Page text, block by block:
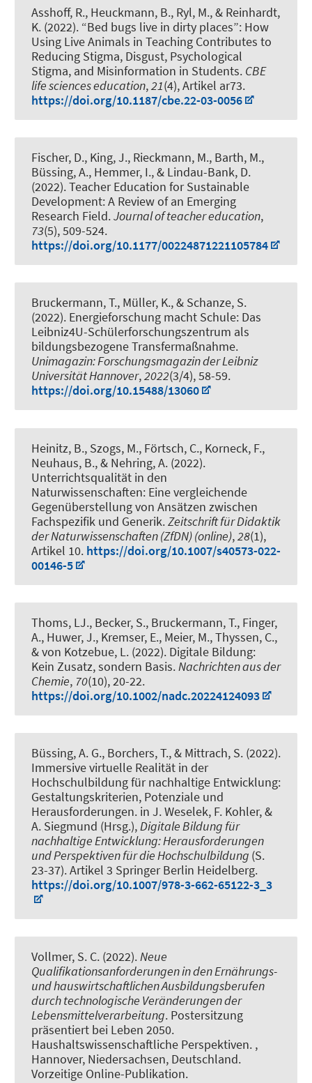
Asshoff, R., Heuckmann, B., Ryl, M., & Reinhardt,
K. (2022). “Bed bugs live in dirty places”: How
Using Live Animals in Teaching Contributes to
Reducing Stigma, Disgust, Psychological
Stigma, and Misinformation in Students. CBE
life sciences education,21(4), Artikel ar73.
https://doi.org/10.1187/cbe.22-03-0056
Fischer, D., King, J., Rieckmann, M., Barth, M.,
Büssing, A., Hemmer, I., & Lindau-Bank, D.
(2022).Teacher Education for Sustainable
Development: A Review of an Emerging
Research Field.Journal of teacher education,
73(5), 509-524.
https://doi.org/10.1177/00224871221105784
Bruckermann, T., Müller, K., & Schanze, S.
(2022). Energieforschung macht Schule: Das
Leibniz4U-Schülerforschungszentrum als
bildungsbezogene Transfermaßnahme.
Unimagazin: Forschungsmagazin der Leibniz
Universität Hannover,2022(3/4), 58-59.
https://doi.org/10.15488/13060
Heinitz, B., Szogs, M., Förtsch, C., Korneck, F.,
Neuhaus, B., & Nehring, A. (2022).
Unterrichtsqualität in den
Naturwissenschaften: Eine vergleichende
Gegenüberstellung von Ansätzen zwischen
Fachspezifik und Generik.Zeitschrift für Didaktik
der Naturwissenschaften (ZfDN) (online),28(1),
Artikel 10. https://doi.org/10.1007/s40573-022-
00146-5
Thoms, LJ., Becker, S., Bruckermann, T., Finger,
A., Huwer, J., Kremser, E., Meier, M., Thyssen, C.,
& von Kotzebue, L. (2022). Digitale Bildung:
Kein Zusatz, sondern Basis.Nachrichten aus der
Chemie, 70(10), 20-22.
https://doi.org/10.1002/nadc.20224124093
Büssing, A. G., Borchers, T., & Mittrach, S. (2022).
Immersive virtuelle Realität in der
Hochschulbildung für nachhaltige Entwicklung:
Gestaltungskriterien, Potenziale und
Herausforderungen. in J. Weselek, F. Kohler, &
A. Siegmund (Hrsg.),Digitale Bildung für
nachhaltige Entwicklung: Herausforderungen
und Perspektiven für die Hochschulbildung (S.
23-37). Artikel 3 Springer Berlin Heidelberg.
https://doi.org/10.1007/978-3-662-65122-3_3
Vollmer, S. C. (2022).Neue
Qualifikationsanforderungen in den Ernährungs-
und hauswirtschaftlichen Ausbildungsberufen
durch technologische Veränderungen der
Lebensmittelverarbeitung. Postersitzung
präsentiert bei Leben 2050.
Haushaltswissenschaftliche Perspektiven. ,
Hannover, Niedersachsen, Deutschland.
Vorzeitige Online-Publikation.